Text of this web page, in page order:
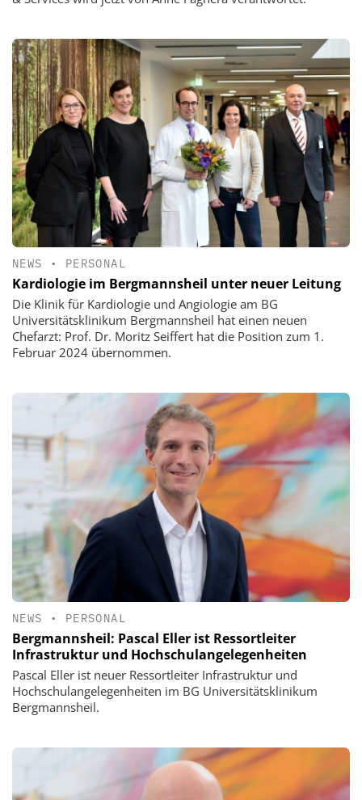
NEWS • PERSONAL
Kardiologie im Bergmannsheil unter neuer Leitung
Die Klinik für Kardiologie und Angiologie am BG
Universitätsklinikum Bergmannsheil hat einen neuen
Chefarzt: Prof. Dr. Moritz Seiffert hat die Position zum 1.
Februar 2024 übernommen.
NEWS • PERSONAL
Bergmannsheil: Pascal Eller ist Ressortleiter
Infrastruktur und Hochschulangelegenheiten
Pascal Eller ist neuer Ressortleiter Infrastruktur und
Hochschulangelegenheiten im BG Universitätsklinikum
Bergmannsheil.